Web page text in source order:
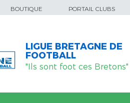
BOUTIQUE PORTAIL CLUBS
LIGUE BRETAGNE DE
FOOTBALL
"Ils sont foot ces Bretons"